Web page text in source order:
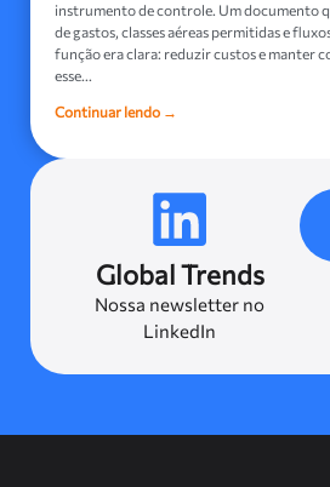
instrumento de controle. Um documento
de gastos, classes aéreas permitidas e
função era clara: reduzir custos e manter
esse...
Continuar lendo →
Global Trends
Nossa newsletter no
LinkedIn